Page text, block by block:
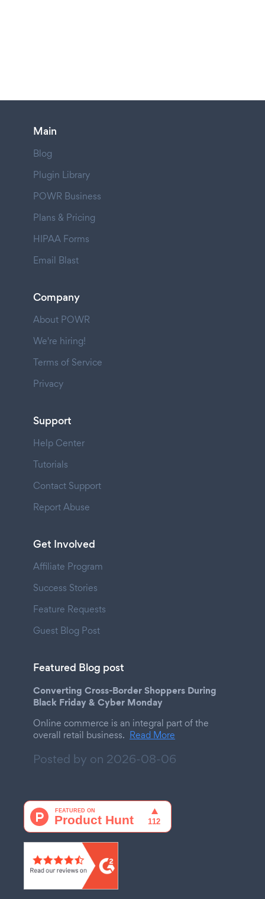
Main
Blog
Plugin Library
POWR Business
Plans & Pricing
HIPAA Forms
Email Blast
Company
About POWR
We're hiring!
Terms of Service
Privacy
Support
Help Center
Tutorials
Contact Support
Report Abuse
Get Involved
Affiliate Program
Success Stories
Feature Requests
Guest Blog Post
Featured Blog post
Converting Cross-Border Shoppers During
Black Friday & Cyber Monday
Online commerce is an integral part of the
overall retail business. Read More
Posted by on 2026-08-06